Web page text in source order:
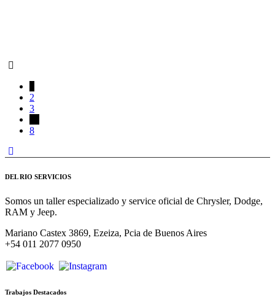
2
3
8
DEL RIO SERVICIOS
Somos un taller especializado y service oficial de Chrysler, Dodge,
RAM y Jeep.
Mariano Castex 3869, Ezeiza, Pcia de Buenos Aires
+54 011 2077 0950
Trabajos Destacados